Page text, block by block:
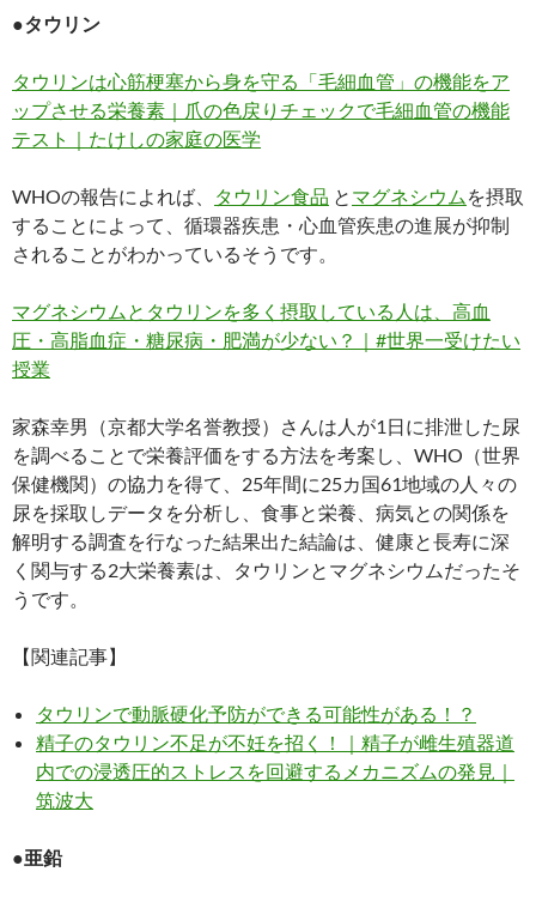
●タウリン
タウリンは心筋梗塞から身を守る「毛細血管」の機能をア
ップさせる栄養素｜爪の色戻りチェックで毛細血管の機能
テスト｜たけしの家庭の医学
WHOの報告によれば、 タウリン食品 と マグネシウム を摂取
することによって、循環器疾患・心血管疾患の進展が抑制
されることがわかっているそうです。
マグネシウムとタウリンを多く摂取している人は、高血
圧・高脂血症・糖尿病・肥満が少ない？｜#世界一受けたい
授業
家森幸男（京都大学名誉教授）さんは人が1日に排泄した尿
を調べることで栄養評価をする方法を考案し、WHO（世界
保健機関）の協力を得て、25年間に25カ国61地域の人々の
尿を採取しデータを分析し、食事と栄養、病気との関係を
解明する調査を行なった結果出た結論は、健康と長寿に深
く関与する2大栄養素は、タウリンとマグネシウムだったそ
うです。
【関連記事】
タウリンで動脈硬化予防ができる可能性がある！？
精子のタウリン不足が不妊を招く！｜精子が雌生殖器道
内での浸透圧的ストレスを回避するメカニズムの発見｜
筑波大
●亜鉛